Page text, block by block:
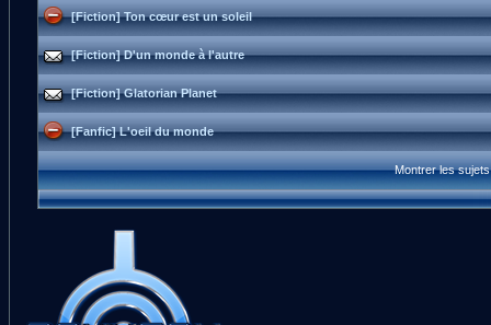
[Fiction] Ton cœur est un soleil
[Fiction] D'un monde à l'autre
[Fiction] Glatorian Planet
[Fanfic] L'oeil du monde
Montrer les